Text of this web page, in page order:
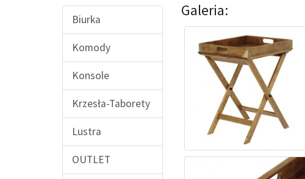
Biurka
Komody
Konsole
Krzesła-Taborety
Lustra
OUTLET
Galeria: